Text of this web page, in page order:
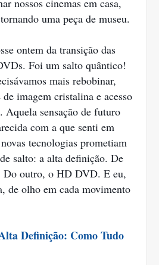
nossos cinemas em casa,
uma peça de museu.
ontem da transição das
Foi um salto quântico!
mais rebobinar,
imagem cristalina e acesso
Aquela sensação de futuro
com a que senti em
tecnologias prometiam
salto: a alta definição. De
Do outro, o HD DVD. E eu,
de olho em cada movimento
Definição: Como Tudo